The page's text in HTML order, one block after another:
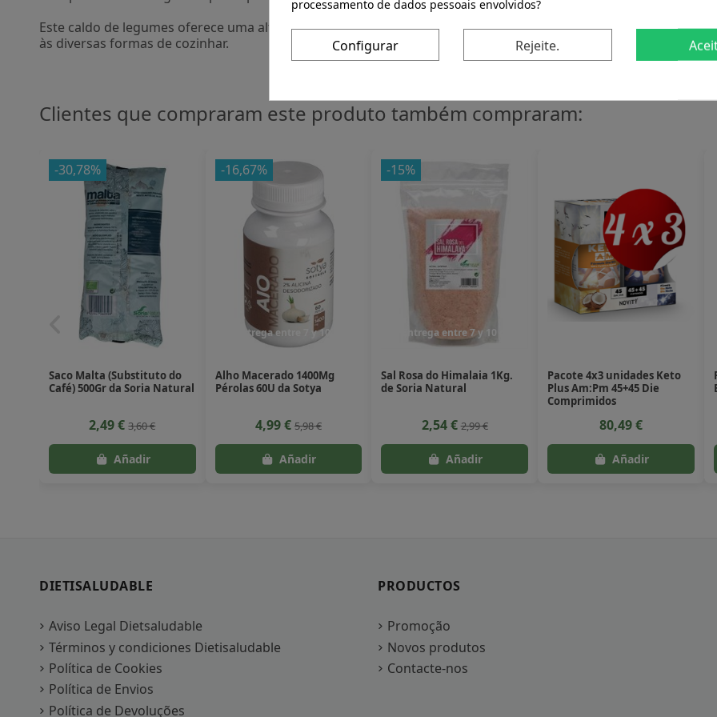
Este caldo de legumes oferece uma alternativa natural para quem busca enriquecer suas refeições com
às diversas formas de cozinhar.
Clientes que compraram este produto também compraram:
-30,78%
Saco Malta (Substituto do
Café) 500Gr da Soria Natural
2,49 €3,60 €
-16,67%
Entrega entre 7 y 10 dias
Alho Macerado 1400Mg
Pérolas 60U da Sotya
4,99 € 5,98 €
-15%
Entrega entre 7 y 10 dias
Sal Rosa do Himalaia 1Kg.
de Soria Natural
2,54 €2,99 €
Pacote 4x3 unidades Keto
Plus Am:Pm 45+45 Die
Comprimidos
80,49 €
DIETISALUDABLE
Aviso Legal Dietsaludable
Términos y condiciones Dietisaludable
Política de Cookies
Política de Envios
Política de Devoluções
PRODUCTOS
Promoção
Novos produtos
Contacte-nos
processamento de dados pessoais envolvidos?
Configurar Rejeite.